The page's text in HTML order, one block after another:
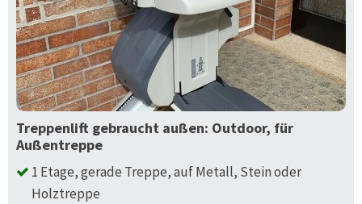
Treppenlift gebraucht außen: Outdoor, für
Außentreppe
1 Etage, gerade Treppe, auf Metall, Stein oder
Holztreppe